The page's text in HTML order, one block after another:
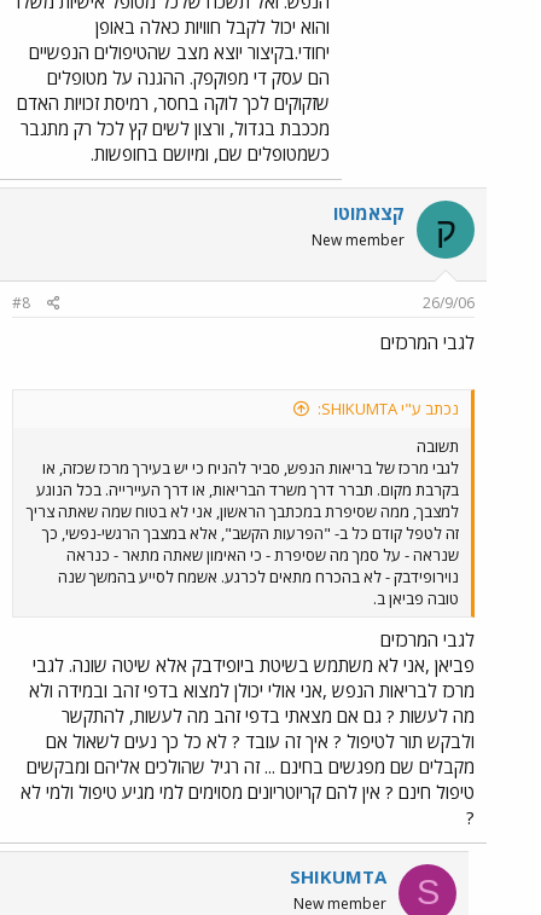
והוא יכול לקבל חוויות כאלה באופן
יחודי.בקיצור יוצא מצב שהטיפולים הנפשיים
הם עסק די מפוקפק. ההגנה על מטופלים
שזקוקים לכך לוקה בחסר, רמיסת זכויות האדם
מככבת בגדול, ורצון לשים קץ לכל רק מתגבר
כשמטופלים שם, ומיושם בחופשות.
ק קצאמוטו
New member
26/9/06
#8
לגבי המרכזים
נכתב ע"י SHIKUMTA:
תשובה
לגבי מרכז של בריאות הנפש, סביר להניח כי יש בעירך מרכז שכזה, או
בקרבת מקום. תברר דרך משרד הבריאות, או דרך העיירייה. בכל הנוגע
למצבך, ממה שסיפרת במכתבך הראשון, אני לא בטוח שמה שאתה צריך
זה לטפל קודם כל ב- "הפרעות הקשב", אלא במצבך הרגשי-נפשי, כך
שנראה - על סמך מה שסיפרת - כי האימון שאתה מתאר - כנראה
נוירופידבק - לא בהכרח מתאים לכרגע. אשמח לסייע בהמשך שנה
טובה פביאן ב.
לגבי המרכזים
פביאן ,אני לא משתמש בשיטת ביופידבק אלא שיטה שונה. לגבי
מרכז לבריאות הנפש ,אני אולי יכולן למצוא בדפי זהב ובמידה ולא
מה לעשות ? גם אם מצאתי בדפי זהב מה לעשות, להתקשר
ולבקש תור לטיפול ? איך זה עובד ? לא כל כך נעים לשאול אם
מקבלים שם מפגשים בחינם ... זה רגיל שהולכים אליהם ומבקשים
טיפול חינם ? אין להם קריוטריונים מסוימים למי מגיע טיפול ולמי לא
?
S
SHIKUMTA
New member